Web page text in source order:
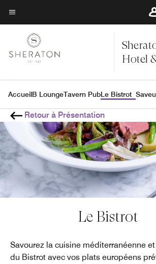
content
Skip
to
content
Texte du menu
Hotel
AccueilB LoungeTavern PubLe Bistrot
Retour à Présentation
Le Bistrot
Savourez la cuisine méditerranéenne
du Bistrot avec vos plats européens